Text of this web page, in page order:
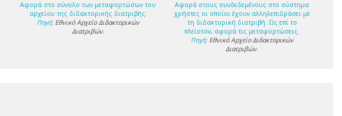
Αφορά στο σύνολο των μεταφορτώσων του
αρχείου της διδακτορικής διατριβής.
Πηγή: Εθνικό Αρχείο Διδακτορικών
Διατριβών.
Αφορά στους συνδεδεμένους στο σύστημα
χρήστες οι οποίοι έχουν αλληλεπιδράσει με
τη διδακτορική διατριβή. Ως επί το
πλείστον, αφορά τις μεταφορτώσεις.
Πηγή: Εθνικό Αρχείο Διδακτορικών
Διατριβών.